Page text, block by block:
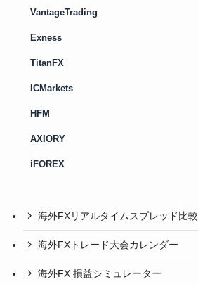
VantageTrading
Exness
TitanFX
ICMarkets
HFM
AXIORY
iFOREX
海外FXリアルタイムスプレッド比較
海外FXトレード大会カレンダー
海外FX 損益シミュレーター